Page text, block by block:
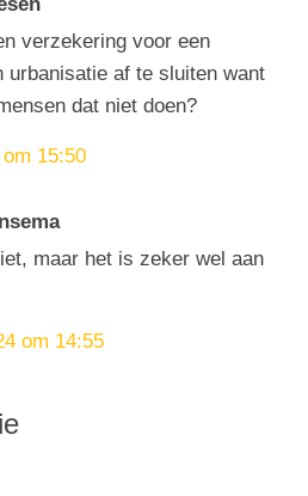
verzekering voor een
urbanisatie af te sluiten want
dat niet doen?
15:50
maar het is zeker wel aan
om 14:55